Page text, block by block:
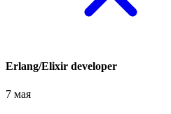
Erlang/Elixir developer
7 мая